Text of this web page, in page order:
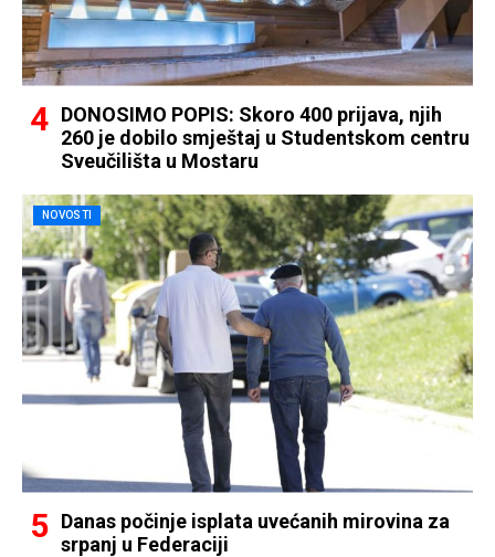
DONOSIMO POPIS: Skoro 400 prijava, njih
260 je dobilo smještaj u Studentskom centru
Sveučilišta u Mostaru
NOVOSTI
Danas počinje isplata uvećanih mirovina za
srpanj u Federaciji